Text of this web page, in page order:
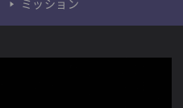
ミッション